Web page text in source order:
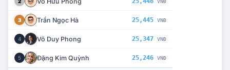
3 Trần Ngọc Hà 25,445 VNĐ
4 Võ Duy Phong 25,347 VNĐ
5 Đặng Kim Quỳnh 25,246 VNĐ